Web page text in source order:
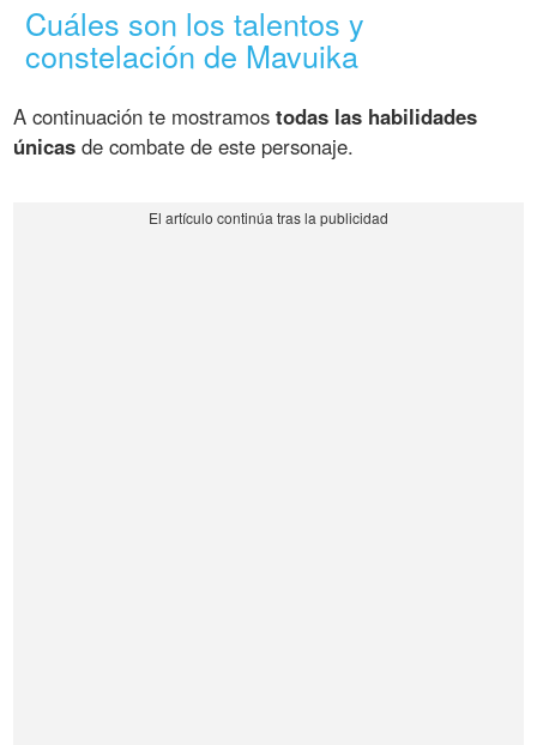
Cuáles son los talentos y
constelación de Mavuika
A continuación te mostramostodas las habilidades
únicas de combate de este personaje.